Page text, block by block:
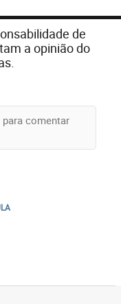
de
a opinião do